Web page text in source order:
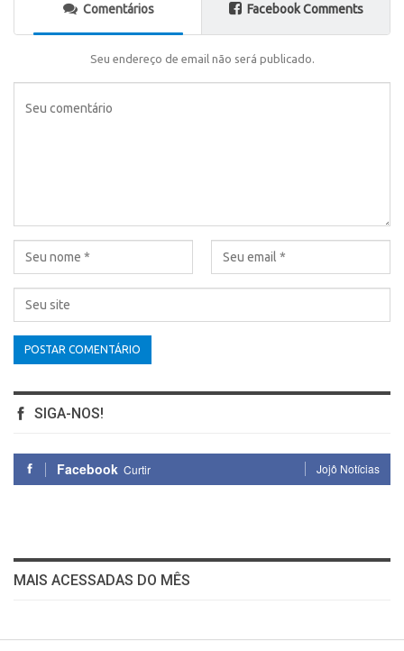
Comentários Facebook Comments
Seu endereço de email não será publicado.
SIGA-NOS!
Facebook Curtir Jojô Notícias
MAIS ACESSADAS DO MÊS